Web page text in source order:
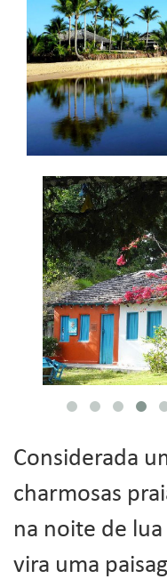
Considerada
charmosas
na noite de
vira uma